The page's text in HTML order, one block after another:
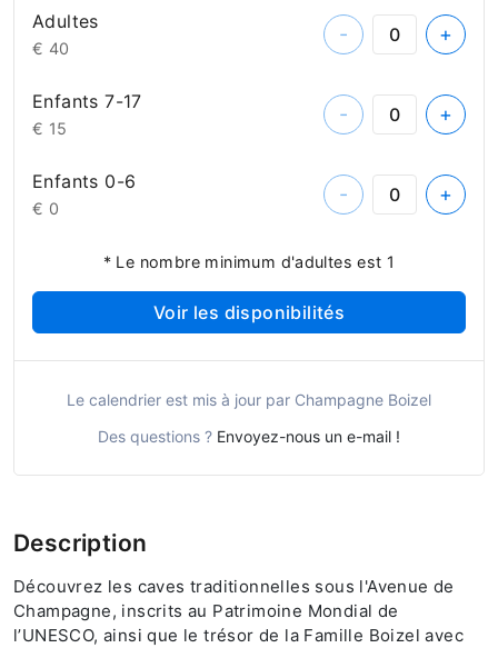
Adultes
€ 40
- +
Enfants 7-17
€ 15
- +
Enfants 0-6
€ 0
- +
* Le nombre minimum d'adultes est 1
Voir les disponibilités
Le calendrier est mis à jour par Champagne Boizel
Des questions ? Envoyez-nous un e-mail !
Description
Découvrez les caves traditionnelles sous l'Avenue de
Champagne, inscrits au Patrimoine Mondial de
l’UNESCO, ainsi que le trésor de la Famille Boizel avec